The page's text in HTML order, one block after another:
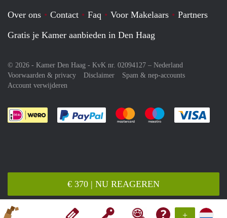
+
€ 370 | NU REAGEREN
Over ons Contact Faq Voor Makelaars
Partners
Gratis je Kamer aanbieden in Den Haag
© 2026 - Kamer Den Haag - KvK nr. 02094127 – Nederland
Voorwaarden & privacy
Disclaimer
Spam & nep-accounts
Account verwijderen
Je rekent gemakkelijk af met Paypal
Je rekent gemakkelijk af met
Je rekent